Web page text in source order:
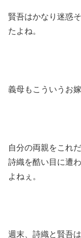
賢吾はかなり迷惑
たよね。
義母もこういうお
自分の両親をこれ
詩織を酷い目に遭
よねぇ。
週末、詩織と賢吾